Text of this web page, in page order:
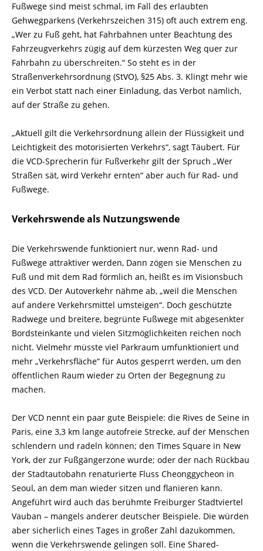
Fußwege sind meist schmal, im Fall des erlaubten
Gehwegparkens (Verkehrszeichen 315) oft auch extrem eng.
„Wer zu Fuß geht, hat Fahrbahnen unter Beachtung des
Fahrzeugverkehrs zügig auf dem kürzesten Weg quer zur
Fahrbahn zu überschreiten.“ So steht es in der
Straßenverkehrsordnung (StVO), §25 Abs. 3. Klingt mehr wie
ein Verbot statt nach einer Einladung, das Verbot nämlich,
auf der Straße zu gehen.
„Aktuell gilt die Verkehrsordnung allein der Flüssigkeit und
Leichtigkeit des motorisierten Verkehrs“, sagt Täubert. Für
die VCD-Sprecherin für Fußverkehr gilt der Spruch „Wer
Straßen sät, wird Verkehr ernten“ aber auch für Rad- und
Fußwege.
Verkehrswende als Nutzungswende
Die Verkehrswende funktioniert nur, wenn Rad- und
Fußwege attraktiver werden, Dann zögen sie Menschen zu
Fuß und mit dem Rad förmlich an, heißt es im Visionsbuch
des VCD. Der Autoverkehr nähme ab, „weil die Menschen
auf andere Verkehrsmittel umsteigen“. Doch geschützte
Radwege und breitere, begrünte Fußwege mit abgesenkter
Bordsteinkante und vielen Sitzmöglichkeiten reichen noch
nicht. Vielmehr müsste viel Parkraum umfunktioniert und
mehr „Verkehrsfläche“ für Autos gesperrt werden, um den
öffentlichen Raum wieder zu Orten der Begegnung zu
machen.
Der VCD nennt ein paar gute Beispiele: die Rives de Seine in
Paris, eine 3,3 km lange autofreie Strecke, auf der Menschen
schlendern und radeln können; den Times Square in New
York, der zur Fußgängerzone wurde; oder der nach Rückbau
der Stadtautobahn renaturierte Fluss Cheonggycheon in
Seoul, an dem man wieder sitzen und flanieren kann.
Angeführt wird auch das berühmte Freiburger Stadtviertel
Vauban – mangels anderer deutscher Beispiele. Die würden
aber sicherlich eines Tages in großer Zahl dazukommen,
wenn die Verkehrswende gelingen soll. Eine Shared-